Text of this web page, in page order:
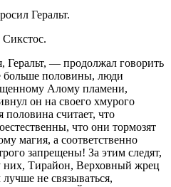
Геральт.
— продолжал говорить
половины, люди
Алому пламени,
он на своего хмурого
считает, что
что они тормозят
магия, а соответственно
запрещены! За этим следят,
них, Тирайон, Верховный жрец
не связываться,